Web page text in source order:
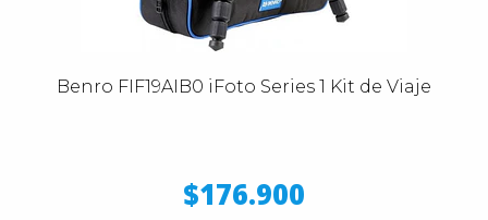
Benro FIF19AIB0 iFoto Series 1 Kit de Viaje
$176.900